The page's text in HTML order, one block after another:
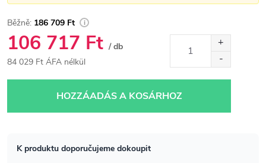
186 709 Ft
106 717 Ft / db
84 029 Ft ÁFA nélkül
HOZZÁADÁS A KOSÁRHOZ